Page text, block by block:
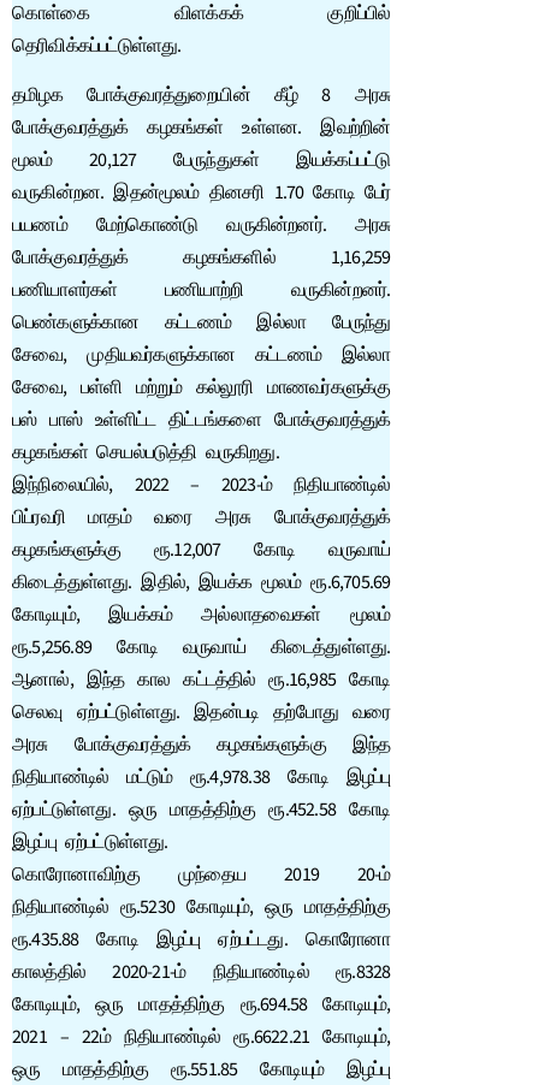
கொள்கை விளக்கக் குறிப்பில்
தெரிவிக்கப்பட்டுள்ளது.
தமிழக போக்குவரத்துறையின் கீழ் 8 அரசு
போக்குவரத்துக் கழகங்கள் உள்ளன. இவற்றின்
மூலம் 20,127 பேருந்துகள் இயக்கப்பட்டு
வருகின்றன. இதன்மூலம் தினசரி 1.70 கோடி பேர்
பயணம் மேற்கொண்டு வருகின்றனர். அரசு
போக்குவரத்துக் கழகங்களில் 1,16,259
பணியாளர்கள் பணியாற்றி வருகின்றனர்.
பெண்களுக்கான கட்டணம் இல்லா பேருந்து
சேவை, முதியவர்களுக்கான கட்டணம் இல்லா
சேவை, பள்ளி மற்றும் கல்லூரி மாணவர்களுக்கு
பஸ் பாஸ் உள்ளிட்ட திட்டங்களை போக்குவரத்துக்
கழகங்கள் செயல்படுத்தி வருகிறது.
இந்நிலையில், 2022 – 2023-ம் நிதியாண்டில்
பிப்ரவரி மாதம் வரை அரசு போக்குவரத்துக்
கழகங்களுக்கு ரூ.12,007 கோடி வருவாய்
கிடைத்துள்ளது. இதில், இயக்க மூலம் ரூ.6,705.69
கோடியும், இயக்கம் அல்லாதவைகள் மூலம்
ரூ.5,256.89 கோடி வருவாய் கிடைத்துள்ளது.
ஆனால், இந்த கால கட்டத்தில் ரூ.16,985 கோடி
செலவு ஏற்பட்டுள்ளது. இதன்படி தற்போது வரை
அரசு போக்குவரத்துக் கழகங்களுக்கு இந்த
நிதியாண்டில் மட்டும் ரூ.4,978.38 கோடி இழப்பு
ஏற்பட்டுள்ளது. ஒரு மாதத்திற்கு ரூ.452.58 கோடி
இழப்பு ஏற்பட்டுள்ளது.
கொரோனாவிற்கு முந்தைய 2019 20-ம்
நிதியாண்டில் ரூ.5230 கோடியும், ஒரு மாதத்திற்கு
ரூ.435.88 கோடி இழப்பு ஏற்பட்டது. கொரோனா
காலத்தில் 2020-21-ம் நிதியாண்டில் ரூ.8328
கோடியும், ஒரு மாதத்திற்கு ரூ.694.58 கோடியும்,
2021 – 22ம் நிதியாண்டில் ரூ.6622.21 கோடியும்,
ஒரு மாதத்திற்கு ரூ.551.85 கோடியும் இழப்பு